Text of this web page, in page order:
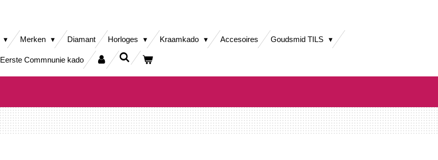
Merken Diamant Horloges Kraamkado Accesoires Goudsmid TILS
Eerste Commnunie kado